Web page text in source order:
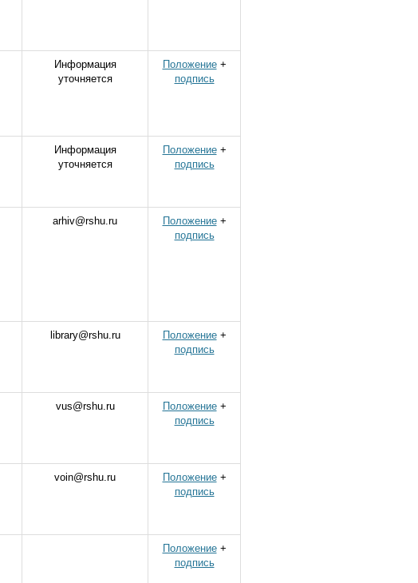
Информация
уточняется
Положение+
подпись
Информация
уточняется
Положение+
подпись
arhiv@rshu.ru Положение+
подпись
library@rshu.ru Положение+
подпись
vus@rshu.ru Положение+
подпись
voin@rshu.ru Положение+
подпись
Положение+
подпись